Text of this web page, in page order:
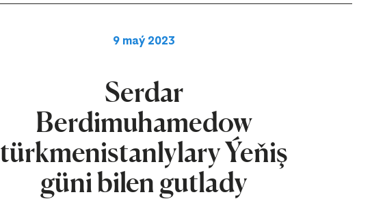
9 maý 2023
Serdar
Berdimuhamedow
türkmenistanlylary Ýeňiş
güni bilen gutlady